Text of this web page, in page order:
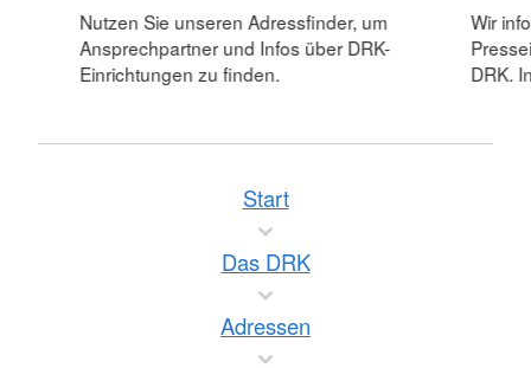
Nutzen Sie unseren Adressfinder, um
Ansprechpartner und Infos über DRK-
Einrichtungen zu finden.
Wir
DRK.
Start
Das DRK
Adressen